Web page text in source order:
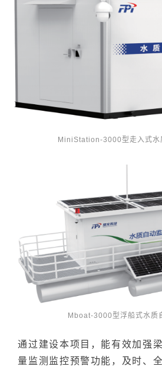
MiniStation-3000型走入式水
Mboat-3000型浮船式水质
通过建设本项目，能有效加强
量监测监控预警功能，及时、